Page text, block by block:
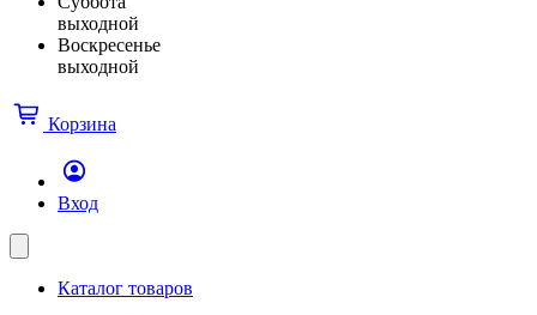
выходной
Воскресенье
выходной
Корзина
Вход
Каталог товаров